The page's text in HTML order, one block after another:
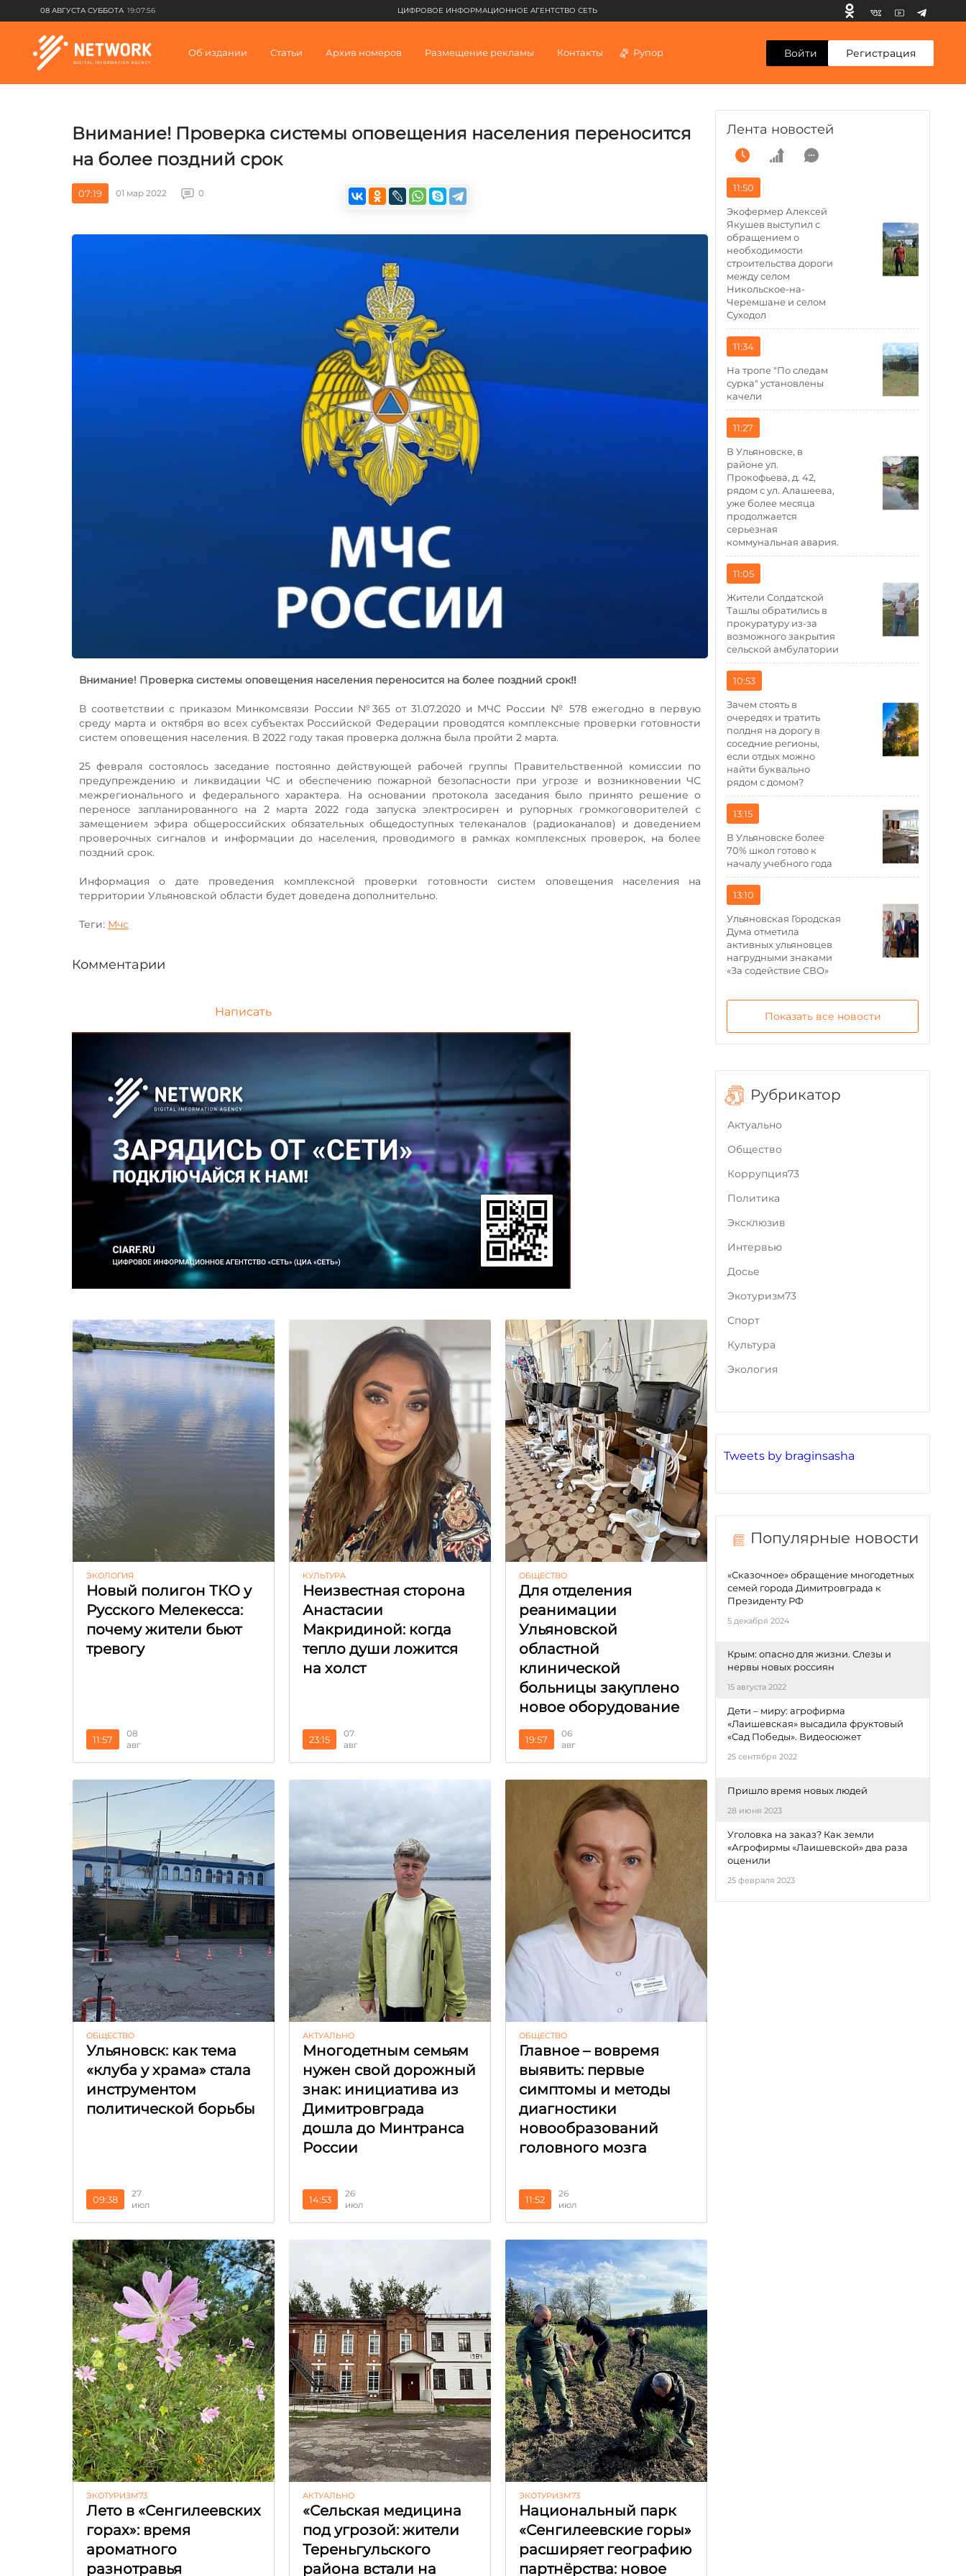
08 АВГУСТА СУББОТА 19:07:56 ЦИФРОВОЕ ИНФОРМАЦИОННОЕ АГЕНТСТВО СЕТЬ
Об издании Статьи Архив номеров Размещение рекламы Контакты Рупор Войти Регистрация
Внимание! Проверка системы оповещения населения переносится
на более поздний срок
07:19 01 мар 2022 0
Внимание! Проверка системы оповещения населения переносится на более поздний срок‼
В соответствии с приказом Минкомсвязи России №365 от 31.07.2020 и МЧС России № 578 ежегодно в первую
среду марта и октября во всех субъектах Российской Федерации проводятся комплексные проверки готовности
систем оповещения населения. В 2022 году такая проверка должна была пройти 2 марта.
25 февраля состоялось заседание постоянно действующей рабочей группы Правительственной комиссии по
предупреждению и ликвидации ЧС и обеспечению пожарной безопасности при угрозе и возникновении ЧС
межрегионального и федерального характера. На основании протокола заседания было принято решение о
переносе запланированного на 2 марта 2022 года запуска электросирен и рупорных громкоговорителей с
замещением эфира общероссийских обязательных общедоступных телеканалов (радиоканалов) и доведением
проверочных сигналов и информации до населения, проводимого в рамках комплексных проверок, на более
поздний срок.
Информация о дате проведения комплексной проверки готовности систем оповещения населения на
территории Ульяновской области будет доведена дополнительно.
Теги: Мчс
Комментарии
Написать
ЭКОЛОГИЯ
Новый полигон ТКО у
Русского Мелекесса:
почему жители бьют
тревогу
11:57
08
авг
КУЛЬТУРА
Неизвестная сторона
Анастасии
Макридиной: когда
тепло души ложится
на холст
23:15
07
авг
ОБЩЕСТВО
Для отделения
реанимации
Ульяновской
областной
клинической
больницы закуплено
новое оборудование
19:57
06
авг
ОБЩЕСТВО
Ульяновск: как тема
«клуба у храма» стала
инструментом
политической борьбы
09:38
27
июл
АКТУАЛЬНО
Многодетным семьям
нужен свой дорожный
знак: инициатива из
Димитровграда
дошла до Минтранса
России
14:53
26
июл
ОБЩЕСТВО
Главное – вовремя
выявить: первые
симптомы и методы
диагностики
новообразований
головного мозга
11:52
26
июл
ЭКОТУРИЗМ73
Лето в «Сенгилеевских
горах»: время
ароматного
разнотравья
АКТУАЛЬНО
«Сельская медицина
под угрозой: жители
Тереньгульского
района встали на
ЭКОТУРИЗМ73
Национальный парк
«Сенгилеевские горы»
расширяет географию
партнёрства: новое
Tweets by braginsasha
Популярные новости
«Сказочное» обращение многодетных
семей города Димитровграда к
Президенту РФ
5 декабря 2024
Крым: опасно для жизни. Слезы и
нервы новых россиян
15 августа 2022
Дети – миру: агрофирма
«Лаишевская» высадила фруктовый
«Сад Победы». Видеосюжет
25 сентября 2022
Пришло время новых людей
28 июня 2023
Уголовка на заказ? Как земли
«Агрофирмы «Лаишевской» два раза
оценили
25 февраля 2023
Лента новостей
11:50
Экофермер Алексей
Якушев выступил с
обращением о
необходимости
строительства дороги
между селом
Никольское-на-
Черемшане и селом
Суходол
11:34
На тропе "По следам
сурка" установлены
качели
11:27
В Ульяновске, в
районе ул.
Прокофьева, д. 42,
рядом с ул. Алашеева,
уже более месяца
продолжается
серьезная
коммунальная авария.
11:05
Жители Солдатской
Ташлы обратились в
прокуратуру из-за
возможного закрытия
сельской амбулатории
10:53
Зачем стоять в
очередях и тратить
полдня на дорогу в
соседние регионы,
если отдых можно
найти буквально
рядом с домом?
13:15
В Ульяновске более
70% школ готово к
началу учебного года
13:10
Ульяновская Городская
Дума отметила
активных ульяновцев
нагрудными знаками
«За содействие СВО»
Показать все новости
Рубрикатор
Актуально
Общество
Коррупция73
Политика
Эксклюзив
Интервью
Досье
Экотуризм73
Cпорт
Культура
Экология